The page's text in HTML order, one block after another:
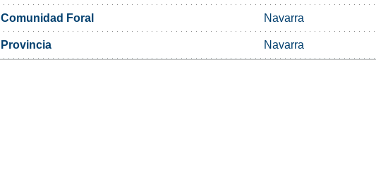
Comunidad Foral Navarra
Provincia Navarra